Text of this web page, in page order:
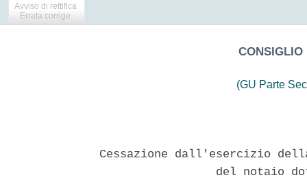
Avviso di rettifica
Errata corrige
CONSIGLIO
(GU Parte
Cessazione dall'esercizio
del notaio